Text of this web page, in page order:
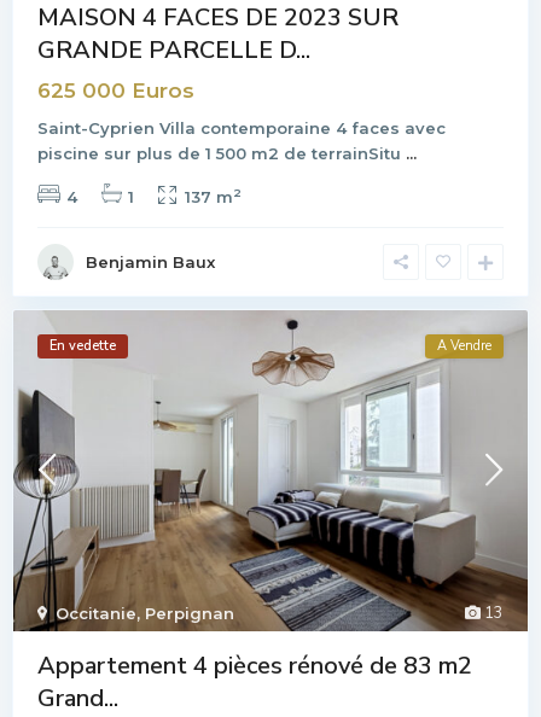
MAISON 4 FACES DE 2023 SUR
GRANDE PARCELLE D...
625 000 Euros
Saint-Cyprien Villa contemporaine 4 faces avec
piscine sur plus de 1 500 m2 de terrainSitu ...
4 1 137 m2
Benjamin Baux
13
Occitanie, Perpignan
En vedette A Vendre
Appartement 4 pièces rénové de 83 m2
Grand...